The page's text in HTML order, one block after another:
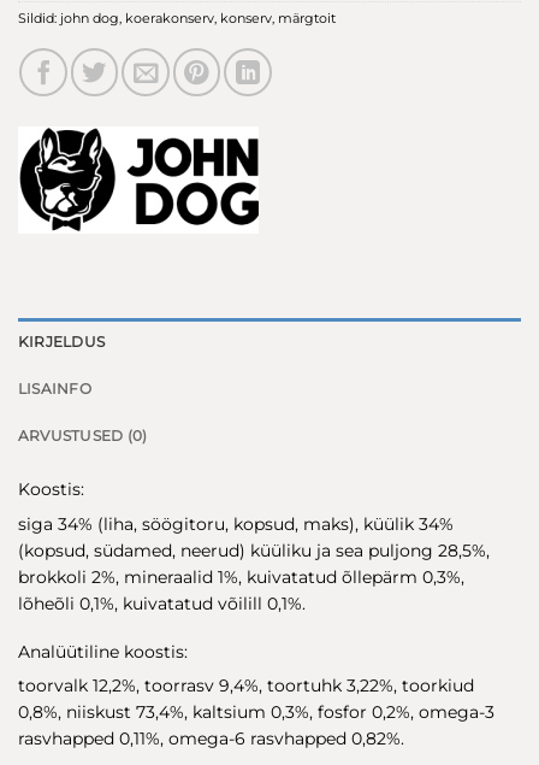
Sildid: john dog, koerakonserv, konserv, märgtoit
KIRJELDUS
LISAINFO
ARVUSTUSED (0)
Koostis:
siga 34% (liha, söögitoru, kopsud, maks), küülik 34%
(kopsud, südamed, neerud) küüliku ja sea puljong 28,5%,
brokkoli 2%, mineraalid 1%, kuivatatud õllepärm 0,3%,
lõheõli 0,1%, kuivatatud võilill 0,1%.
Analüütiline koostis:
toorvalk 12,2%, toorrasv 9,4%, toortuhk 3,22%, toorkiud
0,8%, niiskust 73,4%, kaltsium 0,3%, fosfor 0,2%, omega-3
rasvhapped 0,11%, omega-6 rasvhapped 0,82%.